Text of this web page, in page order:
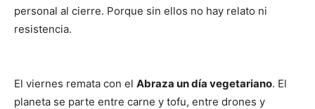
personal al cierre. Porque sin ellos no hay relato ni
resistencia.
El viernes remata con el Abraza un día vegetariano. El
planeta se parte entre carne y tofu, entre drones y